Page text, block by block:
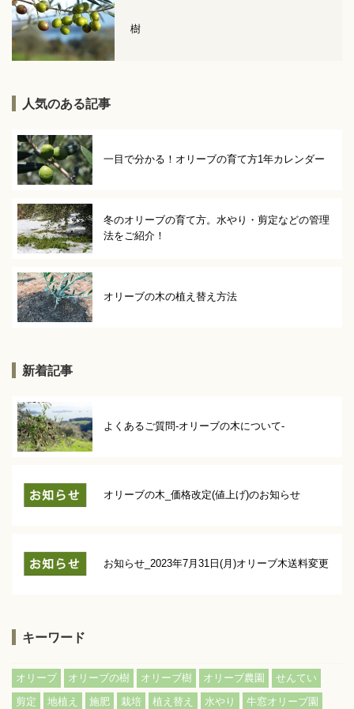
樹
人気のある記事
一目で分かる！オリーブの育て方1年カレンダー
冬のオリーブの育て方。水やり・剪定などの管理
法をご紹介！
オリーブの木の植え替え方法
新着記事
よくあるご質問-オリーブの木について-
オリーブの木_価格改定(値上げ)のお知らせ
お知らせ_2023年7月31日(月)オリーブ木送料変更
キーワード
オリーブ オリーブの樹 オリーブ樹 オリーブ農園 せんてい
剪定 地植え 施肥 栽培 植え替え 水やり 牛窓オリーブ園